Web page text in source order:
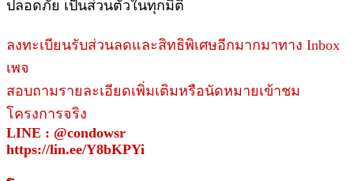
ปลอดภัย เป็นส่วนตัวในทุกมิติ
ลงทะเบียนรับส่วนลดและสิทธิพิเศษอีกมากมาทาง Inbox
เพจ
สอบถามรายละเอียดเพิ่มเติมหรือนัดหมายเข้าชม
โครงการจริง
LINE : @condowsr
https://lin.ee/Y8bKPYi